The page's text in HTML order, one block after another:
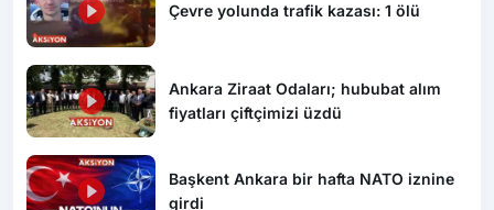
Çevre yolunda trafik kazası: 1 ölü
Ankara Ziraat Odaları; hububat alım
fiyatları çiftçimizi üzdü
Başkent Ankara bir hafta NATO iznine
girdi